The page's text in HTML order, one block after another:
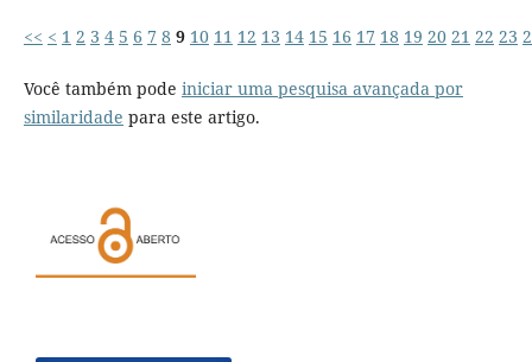
<< < 1 2 3 4 5 6 7 8 9 10 11 12 13 14 15 16 17 18 19 20 21 22 23
Você também pode iniciar uma pesquisa avançada por
similaridade para este artigo.